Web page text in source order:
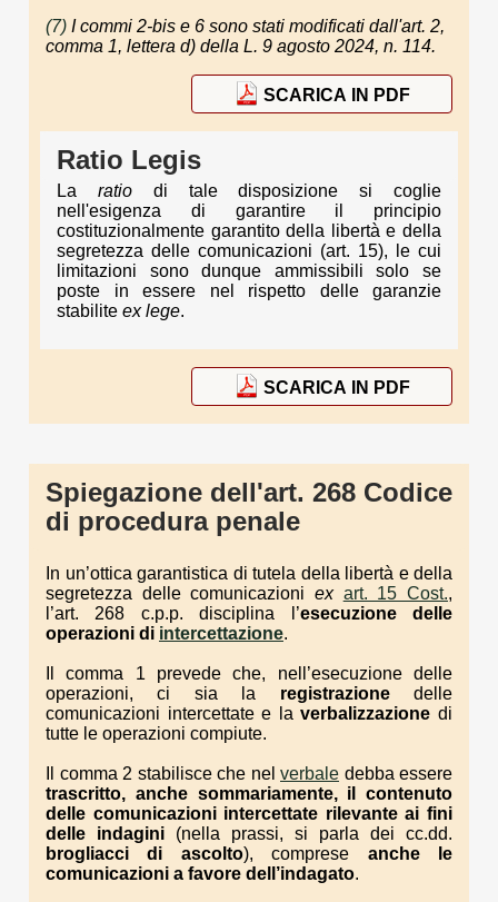
(7) I commi 2-bis e 6 sono stati modificati dall'art. 2,
comma 1, lettera d) della L. 9 agosto 2024, n. 114.
SCARICA IN PDF
Ratio Legis
La ratio di tale disposizione si coglie
nell'esigenza di garantire il principio
costituzionalmente garantito della libertà e della
segretezza delle comunicazioni (art. 15), le cui
limitazioni sono dunque ammissibili solo se
poste in essere nel rispetto delle garanzie
stabilite ex lege.
SCARICA IN PDF
Spiegazione dell'art. 268 Codice
di procedura penale
In un’ottica garantistica di tutela della libertà e della
segretezza delle comunicazioni ex art. 15 Cost.,
l’art. 268 c.p.p. disciplina l’esecuzione delle
operazioni di intercettazione.
Il comma 1 prevede che, nell’esecuzione delle
operazioni, ci sia la registrazionedelle
comunicazioni intercettate e laverbalizzazione di
tutte le operazioni compiute.
Il comma 2 stabilisce che nel verbale debba essere
trascritto, anche sommariamente, il contenuto
delle comunicazioni intercettate rilevante ai fini
delle indagini (nella prassi, si parla dei cc.dd.
brogliacci di ascolto), comprese anche le
comunicazioni a favore dell’indagato.